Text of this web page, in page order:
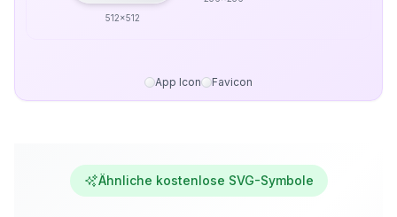
512x512
App Icon Favicon
Ähnliche kostenlose SVG-Symbole